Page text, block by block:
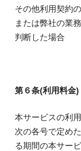
その他利用契約
または弊社の業
判断した場合
第６条(利用料
本サービスの利
次の各号で定め
る期間の本サー